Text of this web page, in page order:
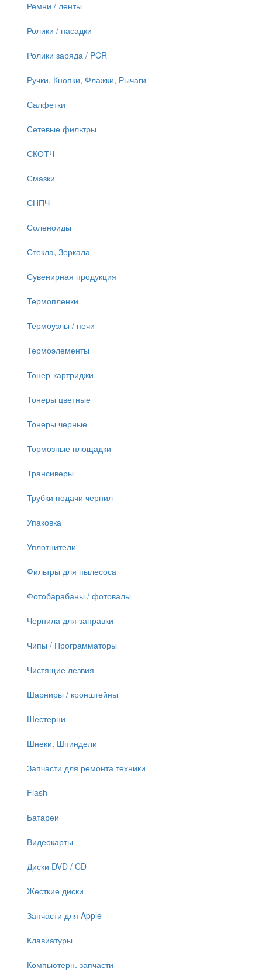
Ремни / ленты
Ролики / насадки
Ролики заряда / PCR
Ручки, Кнопки, Флажки, Рычаги
Салфетки
Сетевые фильтры
СКОТЧ
Смазки
СНПЧ
Соленоиды
Стекла, Зеркала
Сувенирная продукция
Термопленки
Термоузлы / печи
Термоэлементы
Тонер-картриджи
Тонеры цветные
Тонеры черные
Тормозные площадки
Трансиверы
Трубки подачи чернил
Упаковка
Уплотнители
Фильтры для пылесоса
Фотобарабаны / фотовалы
Чернила для заправки
Чипы / Программаторы
Чистящие лезвия
Шарниры / кронштейны
Шестерни
Шнеки, Шпиндели
Запчасти для ремонта техники
Flash
Батареи
Видеокарты
Диски DVD / CD
Жесткие диски
Запчасти для Apple
Клавиатуры
Компьютерн. запчасти